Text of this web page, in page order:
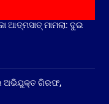
ଆତ୍ମସାତ୍ ମାମଲା: ଦୁଇ
ଅଭିଯୁକ୍ତ ଗିରଫ,